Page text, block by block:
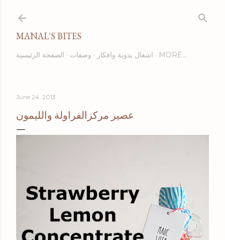
MANAL'S BITES
الصفحة الرئيسية وصفات اشغال يدوية وافكار MORE…
June 24, 2013
عصير مركزالفراولة والليمون